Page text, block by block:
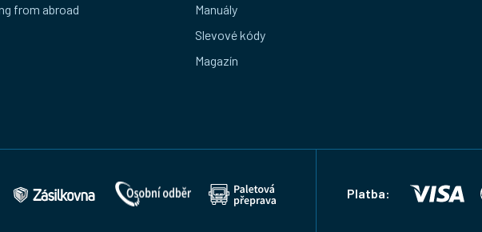
from abroad
Manuály
Slevové kódy
Magazín
Platba: